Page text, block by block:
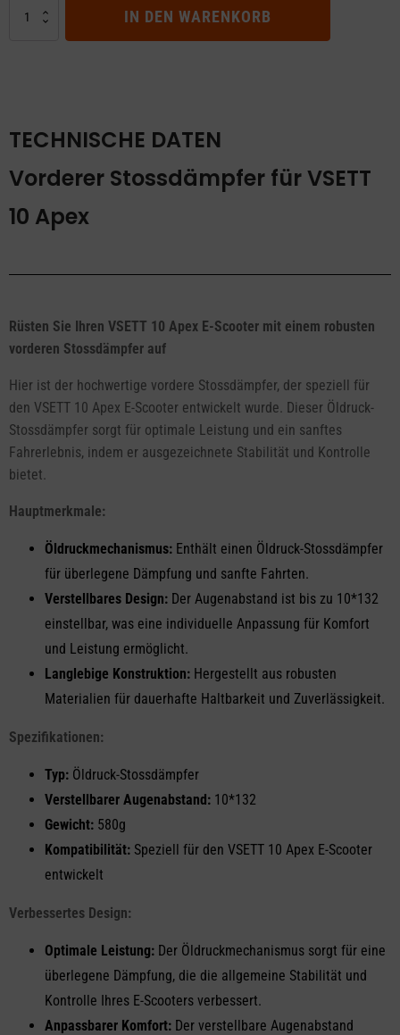
Vorderer
Stossdämpfer
IN DEN WARENKORB
TECHNISCHE DATEN
Vorderer Stossdämpfer für VSETT
10 Apex
Rüsten Sie Ihren VSETT 10 Apex E-Scooter mit einem robusten
vorderen Stossdämpfer auf
Hier ist der hochwertige vordere Stossdämpfer, der speziell für
den VSETT 10 Apex E-Scooter entwickelt wurde. Dieser Öldruck-
Stossdämpfer sorgt für optimale Leistung und ein sanftes
Fahrerlebnis, indem er ausgezeichnete Stabilität und Kontrolle
bietet.
Hauptmerkmale:
Öldruckmechanismus: Enthält einen Öldruck-Stossdämpfer
für überlegene Dämpfung und sanfte Fahrten.
Verstellbares Design: Der Augenabstand ist bis zu 10*132
einstellbar, was eine individuelle Anpassung für Komfort
und Leistung ermöglicht.
Langlebige Konstruktion: Hergestellt aus robusten
Materialien für dauerhafte Haltbarkeit und Zuverlässigkeit.
Spezifikationen:
Typ: Öldruck-Stossdämpfer
Verstellbarer Augenabstand: 10*132
Gewicht: 580g
Kompatibilität: Speziell für den VSETT 10 Apex E-Scooter
entwickelt
Verbessertes Design:
Optimale Leistung: Der Öldruckmechanismus sorgt für eine
überlegene Dämpfung, die die allgemeine Stabilität und
Kontrolle Ihres E-Scooters verbessert.
Anpassbarer Komfort: Der verstellbare Augenabstand